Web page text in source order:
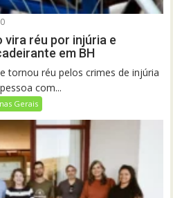
0
réu por injúria e
em BH
tornou réu pelos crimes de injúria
com...
Gerais